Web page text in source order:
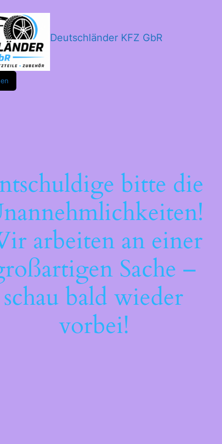
Deutschländer KFZ GbR
bitte die
arbeiten an einer
Sache –
schau bald wieder
vorbei!